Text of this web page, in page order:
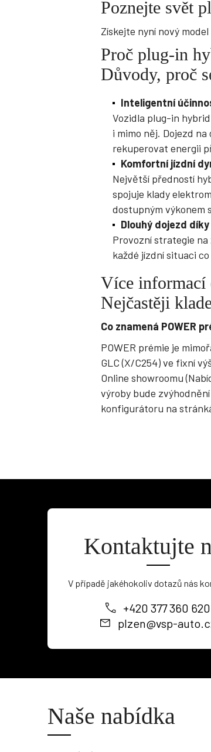
Poznejte svět
Získejte nyní nový
Proč plug-in
Důvody, proč
Inteligentní
Vozidla plug-in
i mimo něj. Dojezd
rekuperovat energii
Komfortní jízdní
Největší předností
spojuje klady
dostupným výkonem
Dlouhý dojezd
Provozní strategie
každé jízdní situaci
Více informací
Nejčastěji
Co znamená POWER
POWER prémie je
GLC (X/C254) ve fixní
Online showroomu
výroby bude
konfigurátoru na
Kontaktujte
V případě jakéhokoliv dotazů nás
+420 377 360 620
plzen@vsp-
Naše nabídka